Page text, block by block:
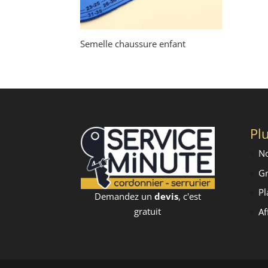
Semelle chaussure enfant
Demandez un devis, c'est
gratuit